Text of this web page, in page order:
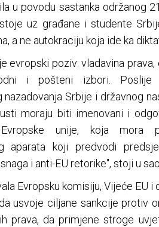
u povodu sastanka održanog
uz građane i studente
a ne autokraciju koja ide ka
evropski poziv: vladavina
i pošteni izbori. Poslije
nazadovanja Srbije i državnog
moraju biti imenovani i
Evropske unije, koja mora
aparata koji predvodi
i anti-EU retorike", stoji u
Evropsku komisiju, Vijeće EU i
usvoje ciljane sankcije protiv
prava, da primjene stroge